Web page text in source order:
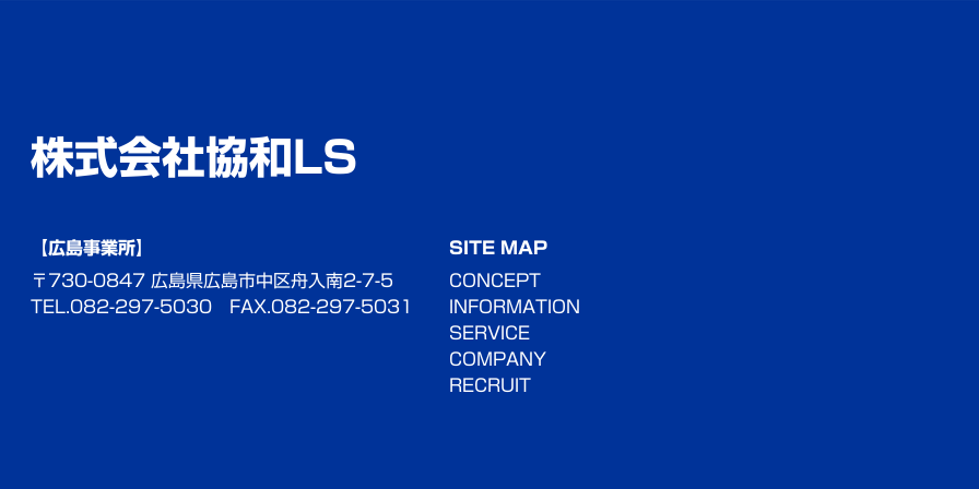
株式会社協和LS
【広島事業所】
〒730-0847 広島県広島市中区舟入南2-7-5
TEL.082-297-5030
FAX.082-297-5031
SITE MAP
CONCEPT
INFORMATION
SERVICE
COMPANY
RECRUIT